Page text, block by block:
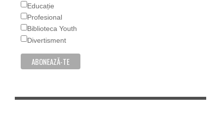
Educație
Profesional
Biblioteca Youth
Divertisment